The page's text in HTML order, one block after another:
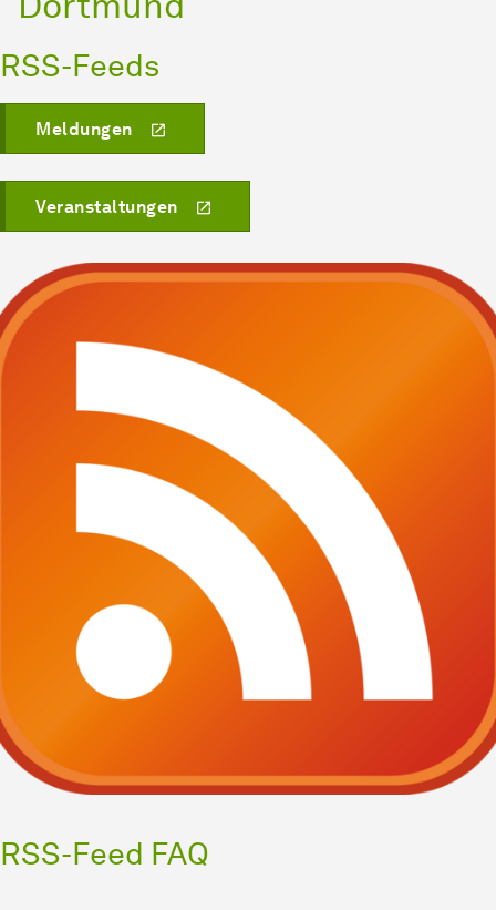
RSS-Feeds
Meldungen
Veranstaltungen
RSS-Feed FAQ